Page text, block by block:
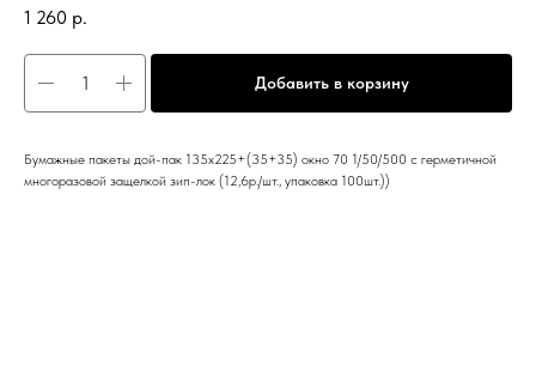
1 260 р.
Добавить в корзину
Бумажные пакеты дой-пак 135х225+(35+35) окно 70 1/50/500 с герметичной
многоразовой защелкой зип-лок (12,6р./шт., упаковка 100шт.))